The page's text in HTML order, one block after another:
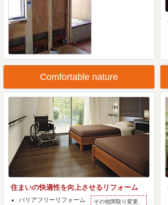
Comfortable nature
住まいの快適性を向上させるリフォーム
バリアフリーリフォーム
その他間取り変更、